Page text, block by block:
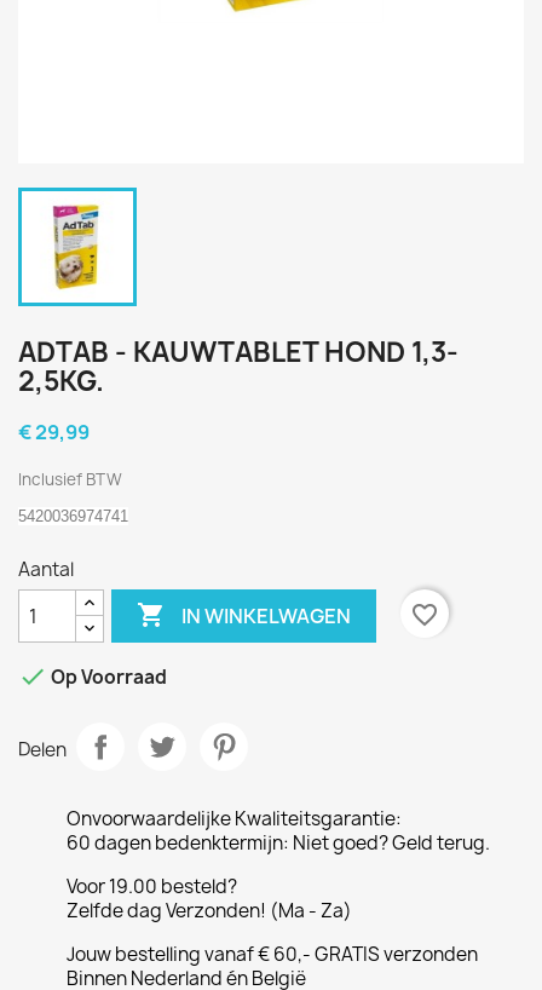
ADTAB - KAUWTABLET HOND 1,3-
2,5KG.
€ 29,99
Inclusief BTW
5420036974741
Aantal
 IN WINKELWAGEN favorite_border
 Op Voorraad
Delen
Onvoorwaardelijke Kwaliteitsgarantie:
60 dagen bedenktermijn: Niet goed? Geld terug.
Voor 19.00 besteld?
Zelfde dag Verzonden! (Ma - Za)
Jouw bestelling vanaf € 60,- GRATIS verzonden
Binnen Nederland én België